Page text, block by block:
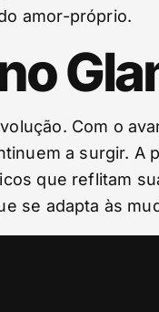
amor-próprio.
Com o
a surgir. A
que reflitam
se adapta às